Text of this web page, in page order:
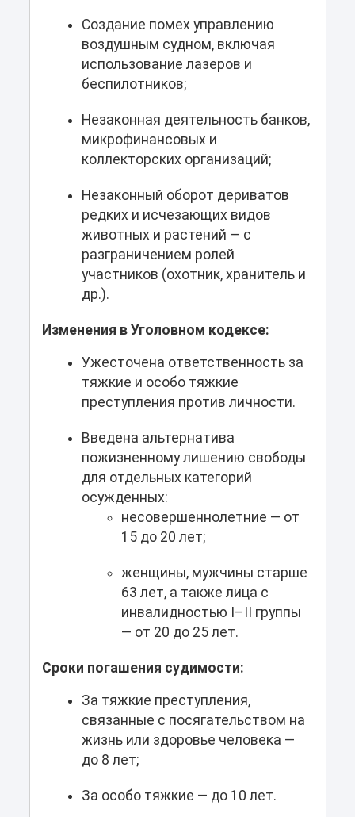
Создание помех управлению
воздушным судном, включая
использование лазеров и
беспилотников;
Незаконная деятельность банков,
микрофинансовых и
коллекторских организаций;
Незаконный оборот дериватов
редких и исчезающих видов
животных и растений — с
разграничением ролей
участников (охотник, хранитель и
др.).
Изменения в Уголовном кодексе:
Ужесточена ответственность за
тяжкие и особо тяжкие
преступления против личности.
Введена альтернатива
пожизненному лишению свободы
для отдельных категорий
осужденных:
несовершеннолетние — от
15 до 20 лет;
женщины, мужчины старше
63 лет, а также лица с
инвалидностью I–II группы
— от 20 до 25 лет.
Сроки погашения судимости:
За тяжкие преступления,
связанные с посягательством на
жизнь или здоровье человека —
до 8 лет;
За особо тяжкие — до 10 лет.